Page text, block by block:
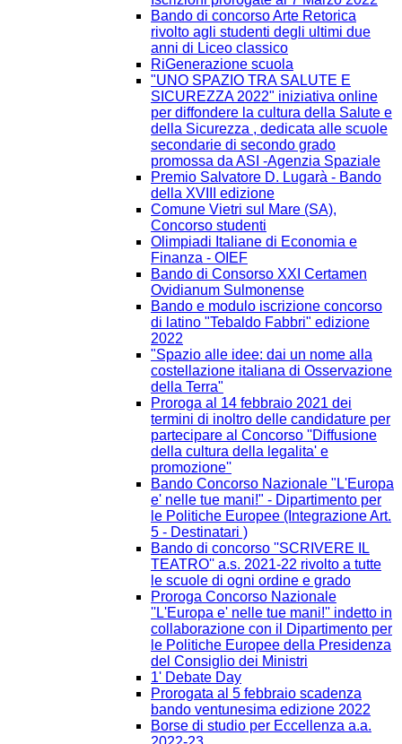
Bando di concorso Arte Retorica
rivolto agli studenti degli ultimi due
anni di Liceo classico
RiGenerazione scuola
"UNO SPAZIO TRA SALUTE E
SICUREZZA 2022" iniziativa online
per diffondere la cultura della Salute e
della Sicurezza , dedicata alle scuole
secondarie di secondo grado
promossa da ASI -Agenzia Spaziale
Premio Salvatore D. Lugarà - Bando
della XVIII edizione
Comune Vietri sul Mare (SA),
Concorso studenti
Olimpiadi Italiane di Economia e
Finanza - OIEF
Bando di Consorso XXI Certamen
Ovidianum Sulmonense
Bando e modulo iscrizione concorso
di latino "Tebaldo Fabbri" edizione
2022
"Spazio alle idee: dai un nome alla
costellazione italiana di Osservazione
della Terra"
Proroga al 14 febbraio 2021 dei
termini di inoltro delle candidature per
partecipare al Concorso ''Diffusione
della cultura della legalita' e
promozione''
Bando Concorso Nazionale "L'Europa
e' nelle tue mani!" - Dipartimento per
le Politiche Europee (Integrazione Art.
5 - Destinatari )
Bando di concorso ''SCRIVERE IL
TEATRO'' a.s. 2021-22 rivolto a tutte
le scuole di ogni ordine e grado
Proroga Concorso Nazionale
''L'Europa e' nelle tue mani!'' indetto in
collaborazione con il Dipartimento per
le Politiche Europee della Presidenza
del Consiglio dei Ministri
1' Debate Day
Prorogata al 5 febbraio scadenza
bando ventunesima edizione 2022
Borse di studio per Eccellenza a.a.